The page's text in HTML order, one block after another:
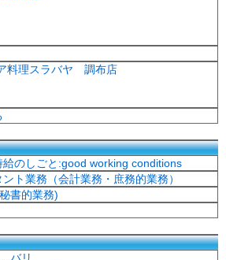
料理スラバヤ 調布店
のしごと:good working conditions
ト業務（会計業務・庶務的業務）
書的業務)